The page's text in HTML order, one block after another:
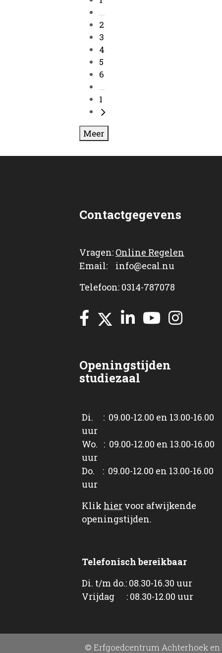
...
2
3
4
5
6
...
1
Meer
Contactgegevens
Vragen: Online Regelen
Email: info@ecal.nu
Telefoon: 0314-787078
Openingstijden
studiezaal
Di. : 09.00-12.00 en 13.00-16.00
uur
Wo. : 09.00-12.00 en 13.00-16.00
uur
Do. : 09.00-12.00 en 13.00-16.00
uur
Klik hier voor afwijkende
openingstijden.
Telefonisch bereikbaar
Di. t/m do.: 08.30-16.30 uur
Vrijdag : 08.30-12.00 uur
© Erfgoedcentrum Achterhoek en